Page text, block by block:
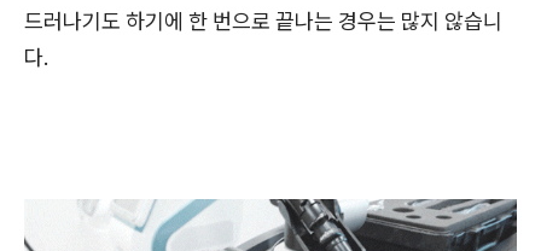
드러나기도 하기에 한 번으로 끝나는 경우는 많지 않습니
다.